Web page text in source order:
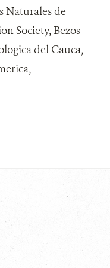
Naturales de
Society, Bezos
del Cauca,